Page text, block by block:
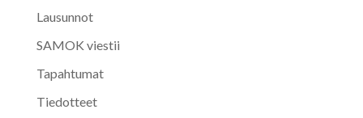
Lausunnot
SAMOK viestii
Tapahtumat
Tiedotteet